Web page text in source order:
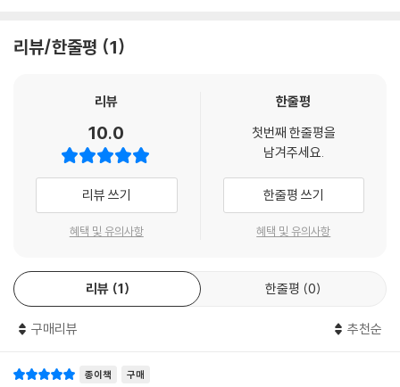
는 2000년대에 들어서면서 디즈니사 출신 애니메이터들과 성경학자들이
억 명이라는 놀라운 기록을 달성했다. 현재 세계적으로 가장 영향력 있는
행’이라는 상황 설정 안에서 어린이들 눈높이에 맞춰 성경 이야기를 각색
한다. 에피소드마다 시리즈의 주인공인 크리스와 조이, 로봇 기즈모는 어
린이들이 일상에서 겪을 법한 다양한 문제와 마주한다. 이들이 갈등하며
해결책을 고민하는 순간, 슈퍼북이 나타나 생생한 성경의 현장으로 이들을
초대한다. 세 친구는 성경 시대로 들어가 성경 인물들을 직접 만나, 그들이
로 돌아와 슈퍼북 탐험에서 얻은 깨달음을 통해 그동안 고민하던 문제를
하나님 말씀에 순종해 풀어 나간다.
내 뜻대로 되지 않고 나쁜 일이 생겨도 실망하지 않고
리뷰/한줄평 1
리뷰
10.0
리뷰 쓰기
혜택 및 유의사항
한줄평
첫번째 한줄평을
남겨주세요.
한줄평 쓰기
혜택 및 유의사항
리뷰 1 한줄평 0
구매리뷰 추천순
종이책 구매